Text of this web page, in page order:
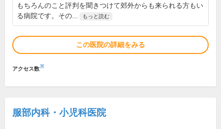
もちろんのこと評判を聞きつけて郊外からも来られる方もい
る病院です。その...
もっと読む
この医院の詳細をみる
アクセス数※
服部内科・小児科医院